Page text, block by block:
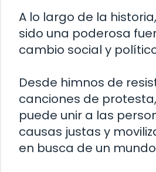
A lo largo de la
sido una poderosa
cambio social y
Desde himnos de
canciones de
puede unir a las
causas justas y
en busca de un